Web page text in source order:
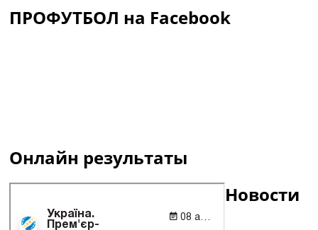
ПРОФУТБОЛ на Facebook
Онлайн результаты
Новости